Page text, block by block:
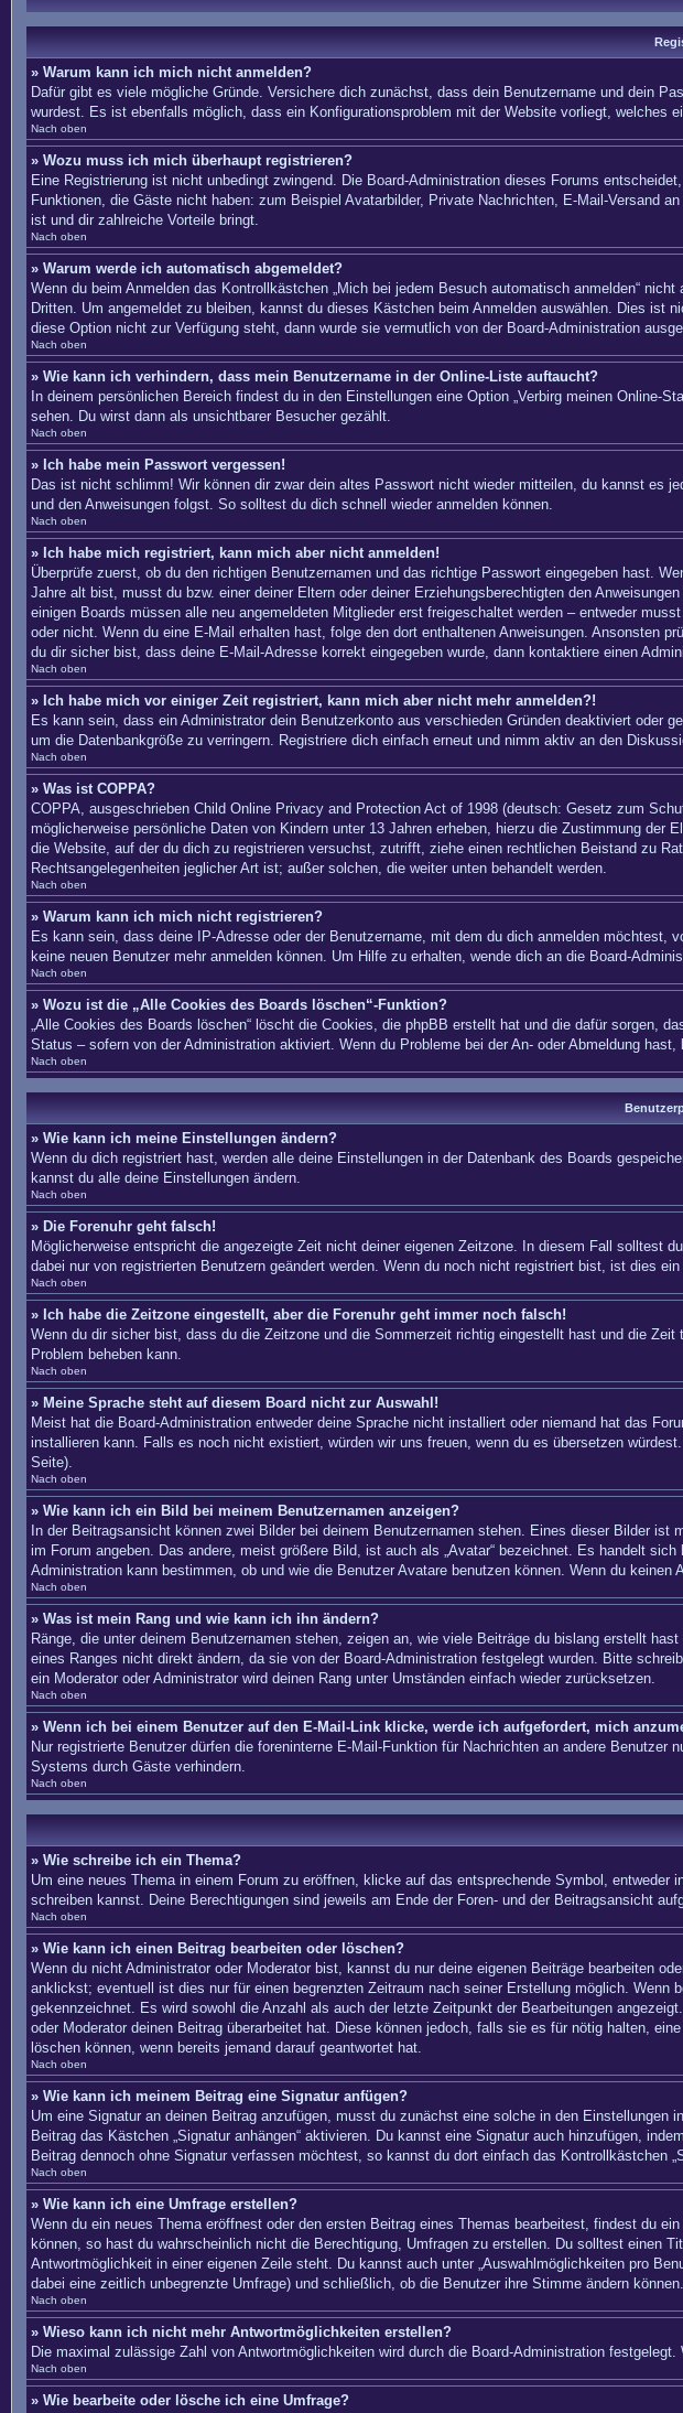
» Warum kann ich mich nicht anmelden?
Dafür gibt es viele mögliche Gründe. Versichere dich zunächst, dass dein Benutzername und dein
wurdest. Es ist ebenfalls möglich, dass ein Konfigurationsproblem mit der Website vorliegt, welches
Nach oben
» Wozu muss ich mich überhaupt registrieren?
Eine Registrierung ist nicht unbedingt zwingend. Die Board-Administration dieses Forums
Funktionen, die Gäste nicht haben: zum Beispiel Avatarbilder, Private Nachrichten, E-Mail-Versand
ist und dir zahlreiche Vorteile bringt.
Nach oben
» Warum werde ich automatisch abgemeldet?
Wenn du beim Anmelden das Kontrollkästchen „Mich bei jedem Besuch automatisch anmelden“
Dritten. Um angemeldet zu bleiben, kannst du dieses Kästchen beim Anmelden auswählen. Dies
diese Option nicht zur Verfügung steht, dann wurde sie vermutlich von der Board-Administration
Nach oben
» Wie kann ich verhindern, dass mein Benutzername in der Online-Liste auftaucht?
In deinem persönlichen Bereich findest du in den Einstellungen eine Option „Verbirg meinen
sehen. Du wirst dann als unsichtbarer Besucher gezählt.
Nach oben
» Ich habe mein Passwort vergessen!
Das ist nicht schlimm! Wir können dir zwar dein altes Passwort nicht wieder mitteilen, du kannst es
und den Anweisungen folgst. So solltest du dich schnell wieder anmelden können.
Nach oben
» Ich habe mich registriert, kann mich aber nicht anmelden!
Überprüfe zuerst, ob du den richtigen Benutzernamen und das richtige Passwort eingegeben hast.
Jahre alt bist, musst du bzw. einer deiner Eltern oder deiner Erziehungsberechtigten den
einigen Boards müssen alle neu angemeldeten Mitglieder erst freigeschaltet werden – entweder
oder nicht. Wenn du eine E-Mail erhalten hast, folge den dort enthaltenen Anweisungen. Ansonsten
du dir sicher bist, dass deine E-Mail-Adresse korrekt eingegeben wurde, dann kontaktiere einen
Nach oben
» Ich habe mich vor einiger Zeit registriert, kann mich aber nicht mehr anmelden?!
Es kann sein, dass ein Administrator dein Benutzerkonto aus verschieden Gründen deaktiviert oder
um die Datenbankgröße zu verringern. Registriere dich einfach erneut und nimm aktiv an den
Nach oben
» Was ist COPPA?
COPPA, ausgeschrieben Child Online Privacy and Protection Act of 1998 (deutsch: Gesetz zum
möglicherweise persönliche Daten von Kindern unter 13 Jahren erheben, hierzu die Zustimmung
die Website, auf der du dich zu registrieren versuchst, zutrifft, ziehe einen rechtlichen Beistand zu
Rechtsangelegenheiten jeglicher Art ist; außer solchen, die weiter unten behandelt werden.
Nach oben
» Warum kann ich mich nicht registrieren?
Es kann sein, dass deine IP-Adresse oder der Benutzername, mit dem du dich anmelden
keine neuen Benutzer mehr anmelden können. Um Hilfe zu erhalten, wende dich an die Board-
Nach oben
» Wozu ist die „Alle Cookies des Boards löschen“-Funktion?
„Alle Cookies des Boards löschen“ löscht die Cookies, die phpBB erstellt hat und die dafür sorgen,
Status – sofern von der Administration aktiviert. Wenn du Probleme bei der An- oder Abmeldung
Nach oben
» Wie kann ich meine Einstellungen ändern?
Wenn du dich registriert hast, werden alle deine Einstellungen in der Datenbank des Boards
kannst du alle deine Einstellungen ändern.
Nach oben
» Die Forenuhr geht falsch!
Möglicherweise entspricht die angezeigte Zeit nicht deiner eigenen Zeitzone. In diesem Fall solltest
dabei nur von registrierten Benutzern geändert werden. Wenn du noch nicht registriert bist, ist dies
Nach oben
» Ich habe die Zeitzone eingestellt, aber die Forenuhr geht immer noch falsch!
Wenn du dir sicher bist, dass du die Zeitzone und die Sommerzeit richtig eingestellt hast und die
Problem beheben kann.
Nach oben
» Meine Sprache steht auf diesem Board nicht zur Auswahl!
Meist hat die Board-Administration entweder deine Sprache nicht installiert oder niemand hat das
installieren kann. Falls es noch nicht existiert, würden wir uns freuen, wenn du es übersetzen
Seite).
Nach oben
» Wie kann ich ein Bild bei meinem Benutzernamen anzeigen?
In der Beitragsansicht können zwei Bilder bei deinem Benutzernamen stehen. Eines dieser Bilder
im Forum angeben. Das andere, meist größere Bild, ist auch als „Avatar“ bezeichnet. Es handelt
Administration kann bestimmen, ob und wie die Benutzer Avatare benutzen können. Wenn du
Nach oben
» Was ist mein Rang und wie kann ich ihn ändern?
Ränge, die unter deinem Benutzernamen stehen, zeigen an, wie viele Beiträge du bislang erstellt
eines Ranges nicht direkt ändern, da sie von der Board-Administration festgelegt wurden. Bitte
ein Moderator oder Administrator wird deinen Rang unter Umständen einfach wieder zurücksetzen.
Nach oben
» Wenn ich bei einem Benutzer auf den E-Mail-Link klicke, werde ich aufgefordert, mich
Nur registrierte Benutzer dürfen die foreninterne E-Mail-Funktion für Nachrichten an andere
Systems durch Gäste verhindern.
Nach oben
» Wie schreibe ich ein Thema?
Um eine neues Thema in einem Forum zu eröffnen, klicke auf das entsprechende Symbol,
schreiben kannst. Deine Berechtigungen sind jeweils am Ende der Foren- und der Beitragsansicht
Nach oben
» Wie kann ich einen Beitrag bearbeiten oder löschen?
Wenn du nicht Administrator oder Moderator bist, kannst du nur deine eigenen Beiträge bearbeiten
anklickst; eventuell ist dies nur für einen begrenzten Zeitraum nach seiner Erstellung möglich.
gekennzeichnet. Es wird sowohl die Anzahl als auch der letzte Zeitpunkt der Bearbeitungen
oder Moderator deinen Beitrag überarbeitet hat. Diese können jedoch, falls sie es für nötig halten,
löschen können, wenn bereits jemand darauf geantwortet hat.
Nach oben
» Wie kann ich meinem Beitrag eine Signatur anfügen?
Um eine Signatur an deinen Beitrag anzufügen, musst du zunächst eine solche in den
Beitrag das Kästchen „Signatur anhängen“ aktivieren. Du kannst eine Signatur auch hinzufügen,
Beitrag dennoch ohne Signatur verfassen möchtest, so kannst du dort einfach das Kontrollkästchen
Nach oben
» Wie kann ich eine Umfrage erstellen?
Wenn du ein neues Thema eröffnest oder den ersten Beitrag eines Themas bearbeitest, findest du
können, so hast du wahrscheinlich nicht die Berechtigung, Umfragen zu erstellen. Du solltest einen
Antwortmöglichkeit in einer eigenen Zeile steht. Du kannst auch unter „Auswahlmöglichkeiten pro
dabei eine zeitlich unbegrenzte Umfrage) und schließlich, ob die Benutzer ihre Stimme ändern können.
Nach oben
» Wieso kann ich nicht mehr Antwortmöglichkeiten erstellen?
Die maximal zulässige Zahl von Antwortmöglichkeiten wird durch die Board-Administration
Nach oben
» Wie bearbeite oder lösche ich eine Umfrage?